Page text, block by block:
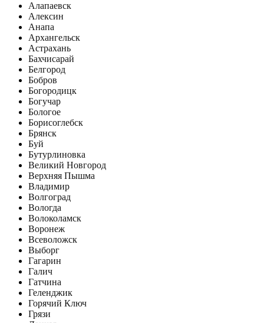
Алапаевск
Алексин
Анапа
Архангельск
Астрахань
Бахчисарай
Белгород
Бобров
Богородицк
Богучар
Бологое
Борисоглебск
Брянск
Буй
Бутурлиновка
Великий Новгород
Верхняя Пышма
Владимир
Волгоград
Вологда
Волоколамск
Воронеж
Всеволожск
Выборг
Гагарин
Галич
Гатчина
Геленджик
Горячий Ключ
Грязи